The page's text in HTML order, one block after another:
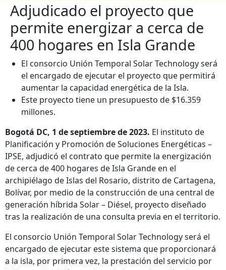
Adjudicado el proyecto que
permite energizar a cerca de
400 hogares en Isla Grande
El consorcio Unión Temporal Solar Technology será
el encargado de ejecutar el proyecto que permitirá
aumentar la capacidad energética de la Isla.
Este proyecto tiene un presupuesto de $16.359
millones.
Bogotá DC, 1 de septiembre de 2023. El instituto de
Planificación y Promoción de Soluciones Energéticas –
IPSE, adjudicó el contrato que permite la energización
de cerca de 400 hogares de Isla Grande en el
archipiélago de Islas del Rosario, distrito de Cartagena,
Bolívar, por medio de la construcción de una central de
generación híbrida Solar – Diésel, proyecto diseñado
tras la realización de una consulta previa en el territorio.
El consorcio Unión Temporal Solar Technology será el
encargado de ejecutar este sistema que proporcionará
a la isla, por primera vez, la prestación del servicio por